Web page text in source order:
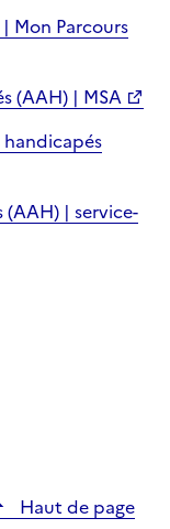
Mon Parcours
(AAH) | MSA
handicapés
| service-
Haut de page